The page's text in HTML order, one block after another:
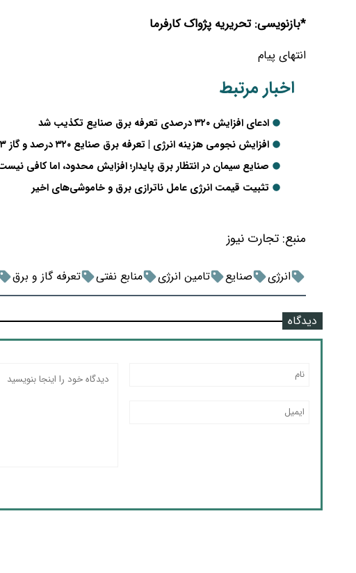
*بازنویسی: تحریریه پژواک کارفرما
انتهای پیام
اخبار مرتبط
ادعای افزایش ۳۲۰ درصدی تعرفه برق صنایع تکذیب شد
افزایش نجومی هزینه انرژی | تعرفه برق صنایع ۳۲۰ درصد و گاز ۲۶۳ درصد بالا رفت
صنایع سیمان در انتظار برق پایدار؛ افزایش محدود، اما کافی
تثبیت قیمت انرژی عامل ناترازی برق و خاموشی‌های اخیر
منبع: تجارت نیوز
انرژی صنایع تامین انرژی منابع نفتی تعرفه گاز و برق
دیدگاه